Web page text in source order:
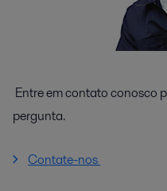
Entre em contato conosco
pergunta.
Contate-nos